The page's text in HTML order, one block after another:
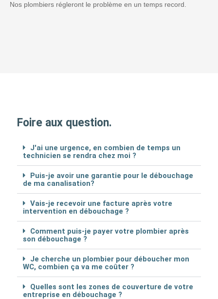
Nos plombiers régleront le problème en un temps record.
Foire aux question.
J'ai une urgence, en combien de temps un
technicien se rendra chez moi ?
Puis-je avoir une garantie pour le débouchage
de ma canalisation?
Vais-je recevoir une facture après votre
intervention en débouchage ?
Comment puis-je payer votre plombier après
son débouchage ?
Je cherche un plombier pour déboucher mon
WC, combien ça va me coûter ?
Quelles sont les zones de couverture de votre
entreprise en débouchage ?